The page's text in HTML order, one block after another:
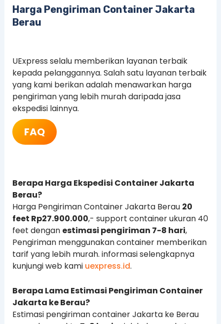
Harga Pengiriman Container Jakarta
Berau
UExpress selalu memberikan layanan terbaik
kepada pelanggannya. Salah satu layanan terbaik
yang kami berikan adalah menawarkan harga
pengiriman yang lebih murah daripada jasa
ekspedisi lainnya.
FAQ
Berapa Harga Ekspedisi Container Jakarta
Berau?
Harga Pengiriman Container Jakarta Berau 20
feet Rp27.900.000,- support container ukuran 40
feet dengan estimasi pengiriman 7-8 hari,
Pengiriman menggunakan container memberikan
tarif yang lebih murah. informasi selengkapnya
kunjungi web kami uexpress.id.
Berapa Lama Estimasi Pengiriman Container
Jakarta ke Berau?
Estimasi pengiriman container Jakarta ke Berau